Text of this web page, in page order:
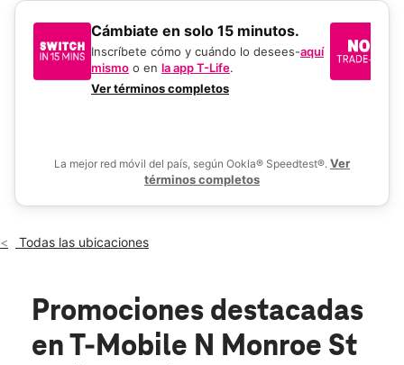
Vie.:10:00 a.m. a 8:00 p.m.
Sáb.:
10:00 a.m. a 8:00 p.m.
Dom.: 12:00 p.m. a 6:00 p.m.
Lun.:10:00 a.m. a 8:00 p.m.
10:00 a.m. a 8:00 p.m.
​​​​​​​Cámbiate en solo 15 minutos.
Inscríbete cómo y cuándo lo desees-aquí
mismo o en la app T-Life.
Ver términos completos
La mejor red móvil del país, según Ookla® Speedtest®. Ver
términos completos
Todas las ubicaciones
Promociones destacadas
en T-Mobile N Monroe St